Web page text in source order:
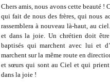
Chers amis, nous avons cette beauté !
qui fait de nous des frères, qui nous
rassemblera à nouveau là-haut, au
et dans la joie. Un chrétien doit
baptisés qui marchent avec lui et
marchent sur la même route en
et sœurs qui sont au Ciel et qui prient
dans la joie !